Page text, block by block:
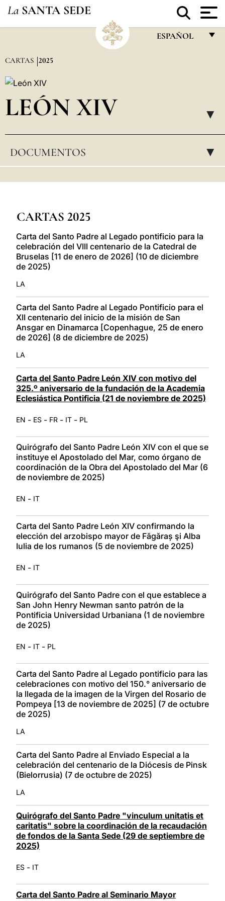
La SANTA SEDE
ESPAÑOL
ESPAÑOL
LATINE
CARTAS 2025
LEÓN XIV ▸
DOCUMENTOS ▸
CARTAS 2025
Carta del Santo Padre al Legado pontificio para la
celebración del VIII centenario de la Catedral de
Bruselas [11 de enero de 2026] (10 de diciembre
de 2025)
LA
Carta del Santo Padre al Legado Pontificio para el
XII centenario del inicio de la misión de San
Ansgar en Dinamarca [Copenhague, 25 de enero
de 2026] (8 de diciembre de 2025)
LA
Carta del Santo Padre León XIV con motivo del
325.º aniversario de la fundación de la Academia
Eclesiástica Pontificia (21 de noviembre de 2025)
EN - ES - FR - IT - PL
Quirógrafo del Santo Padre León XIV con el que se
instituye el Apostolado del Mar, como órgano de
coordinación de la Obra del Apostolado del Mar (6
de noviembre de 2025)
EN - IT
Carta del Santo Padre León XIV confirmando la
elección del arzobispo mayor de Făgăraș şi Alba
Iulia de los rumanos (5 de noviembre de 2025)
EN - IT
Quirógrafo del Santo Padre con el que establece a
San John Henry Newman santo patrón de la
Pontificia Universidad Urbaniana (1 de noviembre
de 2025)
EN - IT - PL
Carta del Santo Padre al Legado pontificio para las
celebraciones con motivo del 150.° aniversario de
la llegada de la imagen de la Virgen del Rosario de
Pompeya [13 de noviembre de 2025] (7 de octubre
de 2025)
LA
Carta del Santo Padre al Enviado Especial a la
celebración del centenario de la Diócesis de Pinsk
(Bielorrusia) (7 de octubre de 2025)
LA
Quirógrafo del Santo Padre "vinculum unitatis et
caritatis" sobre la coordinación de la recaudación
de fondos de la Santa Sede (29 de septiembre de
2025)
ES - IT
Carta del Santo Padre al Seminario Mayor